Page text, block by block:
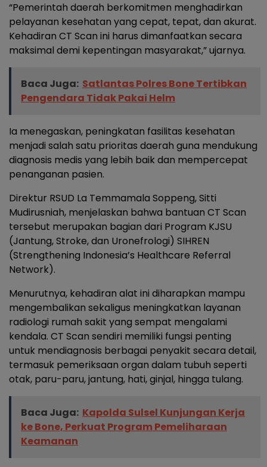
“Pemerintah daerah berkomitmen menghadirkan
pelayanan kesehatan yang cepat, tepat, dan akurat.
Kehadiran CT Scan ini harus dimanfaatkan secara
maksimal demi kepentingan masyarakat,” ujarnya.
Baca Juga: Satlantas Polres Bone Tertibkan
Pengendara Tidak Pakai Helm
Ia menegaskan, peningkatan fasilitas kesehatan
menjadi salah satu prioritas daerah guna mendukung
diagnosis medis yang lebih baik dan mempercepat
penanganan pasien.
Direktur RSUD La Temmamala Soppeng, Sitti
Mudirusniah, menjelaskan bahwa bantuan CT Scan
tersebut merupakan bagian dari Program KJSU
(Jantung, Stroke, dan Uronefrologi) SIHREN
(Strengthening Indonesia’s Healthcare Referral
Network).
Menurutnya, kehadiran alat ini diharapkan mampu
mengembalikan sekaligus meningkatkan layanan
radiologi rumah sakit yang sempat mengalami
kendala. CT Scan sendiri memiliki fungsi penting
untuk mendiagnosis berbagai penyakit secara detail,
termasuk pemeriksaan organ dalam tubuh seperti
otak, paru-paru, jantung, hati, ginjal, hingga tulang.
Baca Juga: Kapolda Sulsel Kunjungan Kerja
ke Bone, Perkuat Program Pemeliharaan
Keamanan